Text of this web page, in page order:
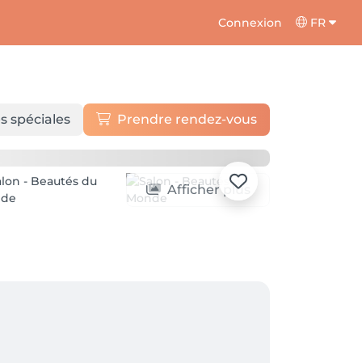
Connexion FR
spéciales Prendre rendez-vous
Afficher plus